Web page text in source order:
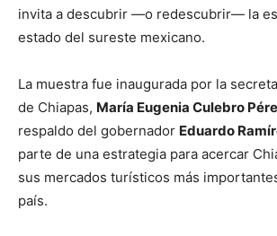
invita a descubrir —o redescubrir— la
estado del sureste mexicano.
La muestra fue inaugurada por la
de Chiapas, María Eugenia Culebro
respaldo del gobernador Eduardo
parte de una estrategia para acercar
sus mercados turísticos más
país.